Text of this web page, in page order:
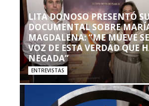
LITA DONOSO PRESENTÓ
DOCUMENTAL SOBRE
MAGDALENA: “ME MUEVE
VOZ DE ESTA VERDAD QUE
NEGADA”
ENTREVISTAS